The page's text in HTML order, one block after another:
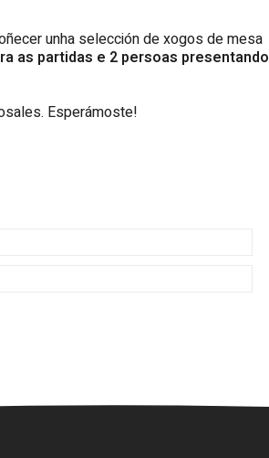
unha selección de xogos de mesa
as partidas e 2 persoas presentando
Esperámoste!